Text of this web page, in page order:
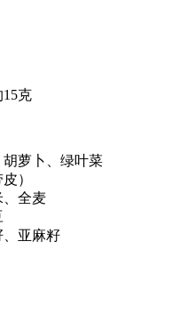
15克
胡萝卜、绿叶菜
）
、全麦
、亚麻籽